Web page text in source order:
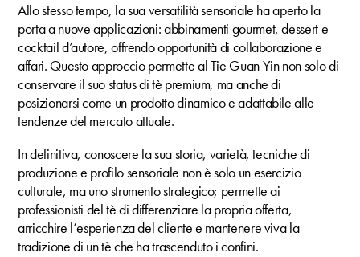
Allo stesso tempo, la sua versatilità sensoriale ha aperto la
porta a nuove applicazioni: abbinamenti gourmet, dessert e
cocktail d’autore, offrendo opportunità di collaborazione e
affari. Questo approccio permette al Tie Guan Yin non solo di
conservare il suo status di tè premium, ma anche di
posizionarsi come un prodotto dinamico e adattabile alle
tendenze del mercato attuale.
In definitiva, conoscere la sua storia, varietà, tecniche di
produzione e profilo sensoriale non è solo un esercizio
culturale, ma uno strumento strategico; permette ai
professionisti del tè di differenziare la propria offerta,
arricchire l’esperienza del cliente e mantenere viva la
tradizione di un tè che ha trascenduto i confini.